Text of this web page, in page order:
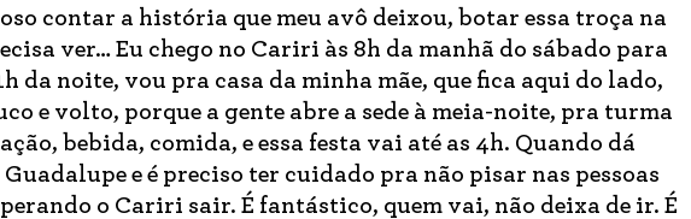
contar a história que meu avô deixou, botar essa troça na
ver… Eu chego no Cariri às 8h da manhã do sábado para
da noite, vou pra casa da minha mãe, que fica aqui do lado,
e volto, porque a gente abre a sede à meia-noite, pra turma
bebida, comida, e essa festa vai até as 4h. Quando dá
e é preciso ter cuidado pra não pisar nas pessoas
o Cariri sair. É fantástico, quem vai, não deixa de ir. É